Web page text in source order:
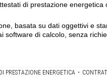
di prestazione
basata su dati oggettivi e
software di calcolo, senza
PRESTAZIONE ENERGETICA •